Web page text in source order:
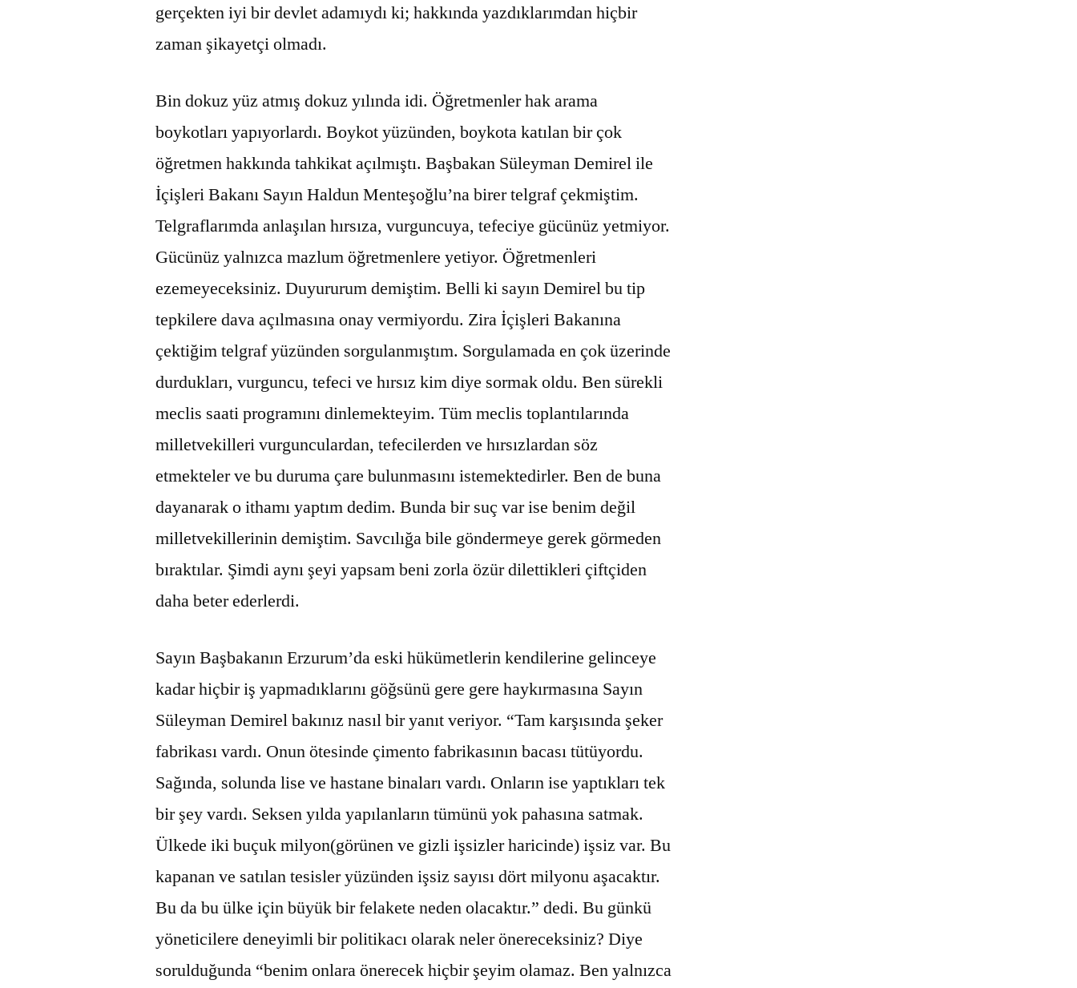
gerçekten iyi bir devlet adamıydı ki; hakkında yazdıklarımdan hiçbir
zaman şikayetçi olmadı.
Bin dokuz yüz atmış dokuz yılında idi. Öğretmenler hak arama
boykotları yapıyorlardı. Boykot yüzünden, boykota katılan bir çok
öğretmen hakkında tahkikat açılmıştı. Başbakan Süleyman Demirel ile
İçişleri Bakanı Sayın Haldun Menteşoğlu’na birer telgraf çekmiştim.
Telgraflarımda anlaşılan hırsıza, vurguncuya, tefeciye gücünüz yetmiyor.
Gücünüz yalnızca mazlum öğretmenlere yetiyor. Öğretmenleri
ezemeyeceksiniz. Duyururum demiştim. Belli ki sayın Demirel bu tip
tepkilere dava açılmasına onay vermiyordu. Zira İçişleri Bakanına
çektiğim telgraf yüzünden sorgulanmıştım. Sorgulamada en çok üzerinde
durdukları, vurguncu, tefeci ve hırsız kim diye sormak oldu. Ben sürekli
meclis saati programını dinlemekteyim. Tüm meclis toplantılarında
milletvekilleri vurgunculardan, tefecilerden ve hırsızlardan söz
etmekteler ve bu duruma çare bulunmasını istemektedirler. Ben de buna
dayanarak o ithamı yaptım dedim. Bunda bir suç var ise benim değil
milletvekillerinin demiştim. Savcılığa bile göndermeye gerek görmeden
bıraktılar. Şimdi aynı şeyi yapsam beni zorla özür dilettikleri çiftçiden
daha beter ederlerdi.
Sayın Başbakanın Erzurum’da eski hükümetlerin kendilerine gelinceye
kadar hiçbir iş yapmadıklarını göğsünü gere gere haykırmasına Sayın
Süleyman Demirel bakınız nasıl bir yanıt veriyor. “Tam karşısında şeker
fabrikası vardı. Onun ötesinde çimento fabrikasının bacası tütüyordu.
Sağında, solunda lise ve hastane binaları vardı. Onların ise yaptıkları tek
bir şey vardı. Seksen yılda yapılanların tümünü yok pahasına satmak.
Ülkede iki buçuk milyon(görünen ve gizli işsizler haricinde) işsiz var. Bu
kapanan ve satılan tesisler yüzünden işsiz sayısı dört milyonu aşacaktır.
Bu da bu ülke için büyük bir felakete neden olacaktır.” dedi. Bu günkü
yöneticilere deneyimli bir politikacı olarak neler önereceksiniz? Diye
sorulduğunda “benim onlara önerecek hiçbir şeyim olamaz. Ben yalnızca